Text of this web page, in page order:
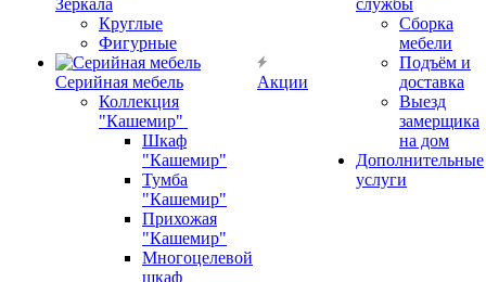
Зеркала
Круглые
Фигурные
Серийная мебель
Коллекция
"Кашемир"
Шкаф
"Кашемир"
Тумба
"Кашемир"
Прихожая
"Кашемир"
Многоцелевой
шкаф
Акции
службы
Сборка
мебели
Подъём и
доставка
Выезд
замерщика
на дом
Дополнительные
услуги